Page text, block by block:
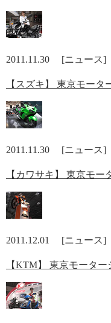
2011.11.30 [ニュース]
【スズキ】 東京モータ
2011.11.30 [ニュース]
【カワサキ】 東京モ
2011.12.01 [ニュース]
【KTM】 東京モータ